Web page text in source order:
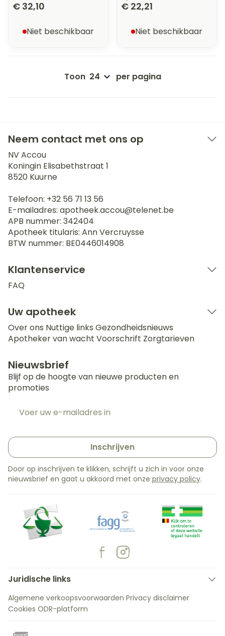
€ 32,10
Niet beschikbaar
€ 22,21
Niet beschikbaar
Toon per pagina
Neem contact met ons op
NV Accou
Koningin Elisabethstraat 1
8520 Kuurne
Telefoon: +32 56 71 13 56
E-mailadres: apotheek.accou@telenet.be
APB nummer: 342404
Apotheek titularis: Ann Vercruysse
BTW nummer: BE0446014908
Klantenservice
FAQ
Uw apotheek
Over ons Nuttige links Gezondheidsnieuws
Apotheker van wacht Voorschrift Zorgtarieven
Nieuwsbrief
Blijf op de hoogte van nieuwe producten en
promoties
Inschrijven
Door op inschrijven te klikken, schrijft u zich in voor onze
nieuwsbrief en gaat u akkoord met onze privacy policy.
Juridische links
Algemene verkoopsvoorwaarden Privacy disclaimer
Cookies ODR-platform